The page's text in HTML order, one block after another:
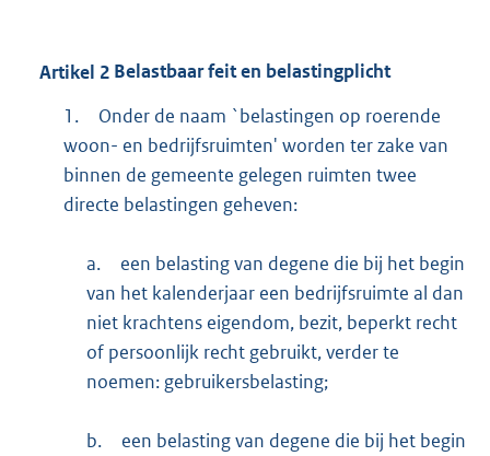
Artikel 2 Belastbaar feit en belastingplicht
1.
Onder de naam `belastingen op roerende
woon- en bedrijfsruimten' worden ter zake van
binnen de gemeente gelegen ruimten twee
directe belastingen geheven:
a.
een belasting van degene die bij het begin
van het kalenderjaar een bedrijfsruimte al dan
niet krachtens eigendom, bezit, beperkt recht
of persoonlijk recht gebruikt, verder te
noemen: gebruikersbelasting;
b.
een belasting van degene die bij het begin